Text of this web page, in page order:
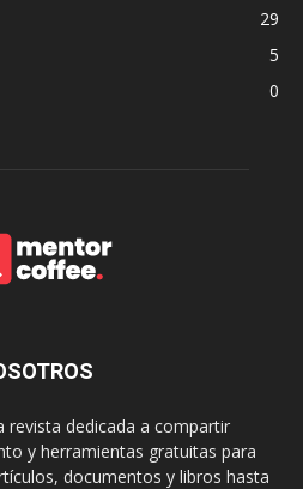
29
5
0
revista dedicada a compartir
y herramientas gratuitas para
documentos y libros hasta